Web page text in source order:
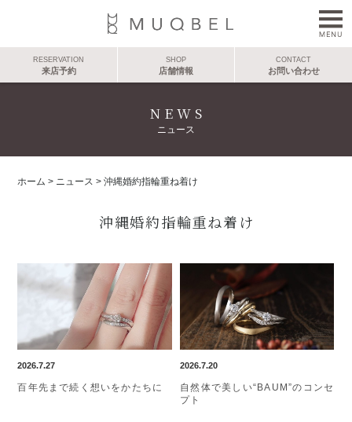
RESERVATION
来店予約
SHOP
店舗情報
CONTACT
お問い合わせ
NEWS
ニュース
ホーム > ニュース >沖縄婚約指輪重ね着け
沖縄婚約指輪重ね着け
2026.7.27
百年先まで続く想いをかたちに
2026.7.20
自然体で美しい“BAUM”のコンセ
プト